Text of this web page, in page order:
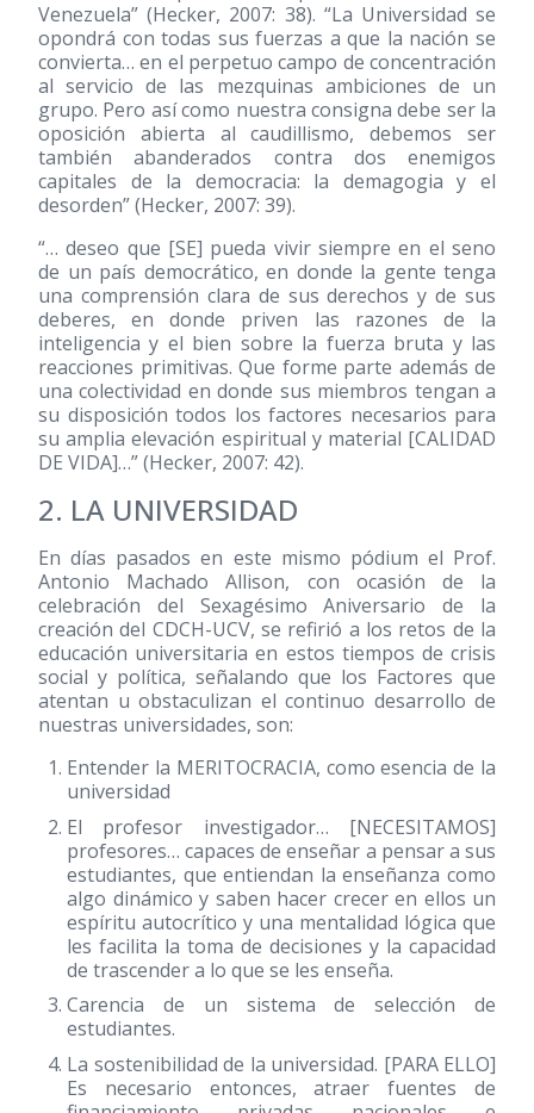
Venezuela” (Hecker, 2007: 38). “La Universidad se
opondrá con todas sus fuerzas a que la nación se
convierta… en el perpetuo campo de concentración
al servicio de las mezquinas ambiciones de un
grupo. Pero así como nuestra consigna debe ser la
oposición abierta al caudillismo, debemos ser
también abanderados contra dos enemigos
capitales de la democracia: la demagogia y el
desorden” (Hecker, 2007: 39).
“… deseo que [SE] pueda vivir siempre en el seno
de un país democrático, en donde la gente tenga
una comprensión clara de sus derechos y de sus
deberes, en donde priven las razones de la
inteligencia y el bien sobre la fuerza bruta y las
reacciones primitivas. Que forme parte además de
una colectividad en donde sus miembros tengan a
su disposición todos los factores necesarios para
su amplia elevación espiritual y material [CALIDAD
DE VIDA]…” (Hecker, 2007: 42).
2. LA UNIVERSIDAD
En días pasados en este mismo pódium el Prof.
Antonio Machado Allison, con ocasión de la
celebración del Sexagésimo Aniversario de la
creación del CDCH-UCV, se refirió a los retos de la
educación universitaria en estos tiempos de crisis
social y política, señalando que los Factores que
atentan u obstaculizan el continuo desarrollo de
nuestras universidades, son:
Entender la MERITOCRACIA, como esencia de la
universidad
El profesor investigador… [NECESITAMOS]
profesores… capaces de enseñar a pensar a sus
estudiantes, que entiendan la enseñanza como
algo dinámico y saben hacer crecer en ellos un
espíritu autocrítico y una mentalidad lógica que
les facilita la toma de decisiones y la capacidad
de trascender a lo que se les enseña.
Carencia de un sistema de selección de
estudiantes.
La sostenibilidad de la universidad. [PARA ELLO]
Es necesario entonces, atraer fuentes de